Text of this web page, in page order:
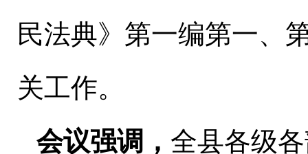
民法典》第一编第一、
关工作。
会议强调， 全县各级